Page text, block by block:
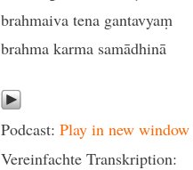
brahmaiva tena gantavyaṃ
brahma karma samādhinā
Podcast:Play in new window
Vereinfachte Transkription: